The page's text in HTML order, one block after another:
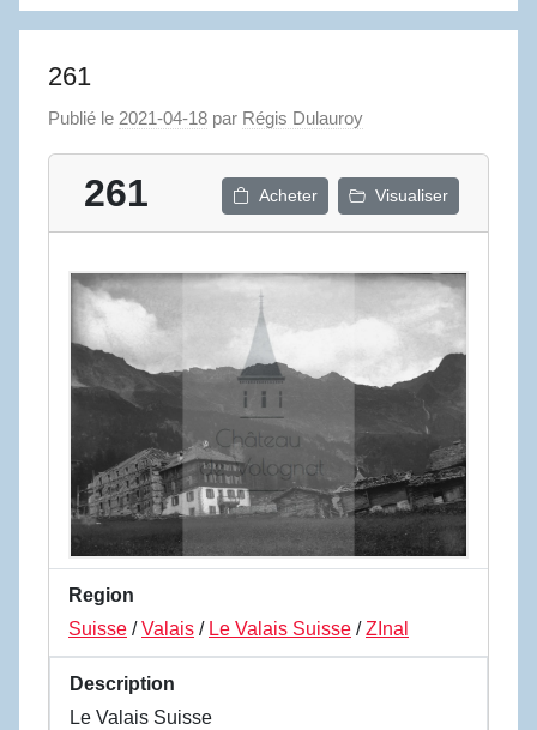
261
Publié le 2021-04-18 par Régis Dulauroy
261 Acheter Visualiser
Region
Suisse /Valais / Le Valais Suisse /ZInal
Description
Le Valais Suisse